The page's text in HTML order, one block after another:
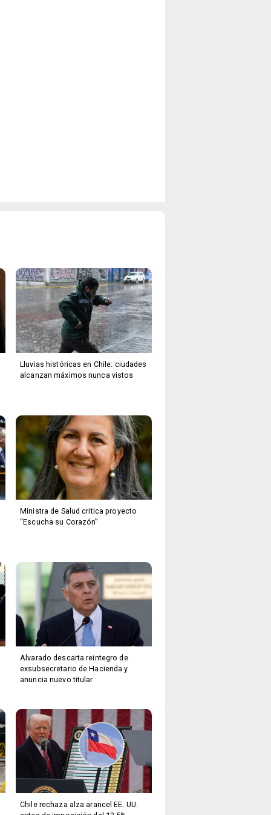
Lluvias históricas en Chile: ciudades
alcanzan máximos nunca vistos
Ministra de Salud critica proyecto
“Escucha su Corazón”
Alvarado descarta reintegro de
exsubsecretario de Hacienda y
anuncia nuevo titular
Chile rechaza alza arancel EE. UU.